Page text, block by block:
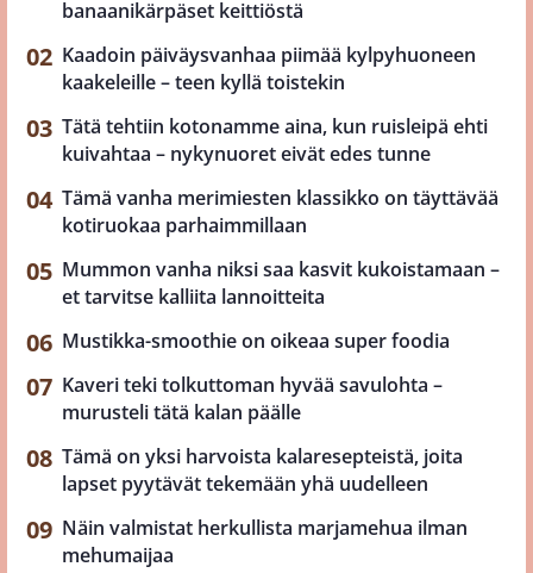
banaanikärpäset keittiöstä
Kaadoin päiväysvanhaa piimää kylpyhuoneen
kaakeleille – teen kyllä toistekin
Tätä tehtiin kotonamme aina, kun ruisleipä ehti
kuivahtaa – nykynuoret eivät edes tunne
Tämä vanha merimiesten klassikko on täyttävää
kotiruokaa parhaimmillaan
Mummon vanha niksi saa kasvit kukoistamaan –
et tarvitse kalliita lannoitteita
Mustikka-smoothie on oikeaa super foodia
Kaveri teki tolkuttoman hyvää savulohta –
murusteli tätä kalan päälle
Tämä on yksi harvoista kalaresepteistä, joita
lapset pyytävät tekemään yhä uudelleen
Näin valmistat herkullista marjamehua ilman
mehumaijaa